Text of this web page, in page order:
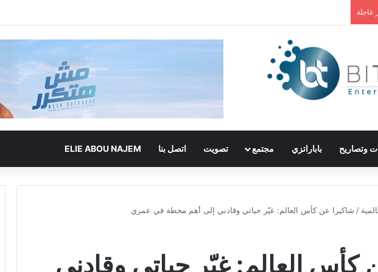
عاجلة
وتصاريح باباراتزي مجتمع تصويت اتصل بنا ELIE ABOU NAJEM
/ شاكيرا عن كأس العالم: غيّر حياتي وقادني إلى أهم محطة في عمري
كأس العالم: غيّر حياتي وقادني